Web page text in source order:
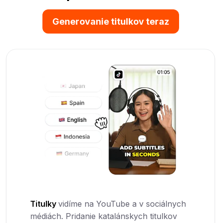
Generovanie titulkov teraz
Titulkyvidíme na YouTube a v sociálnych
médiách. Pridanie katalánskych titulkov